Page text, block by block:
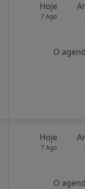
Hoje
7 Ago
O
Hoje
7 Ago
O